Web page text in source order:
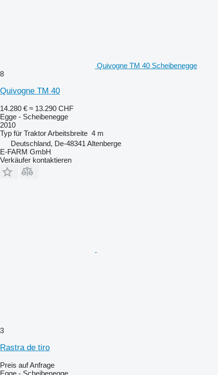
Quivogne TM 40 Scheibenegge
8
Quivogne TM 40
14.280 € ≈ 13.290 CHF
Egge - Scheibenegge
2010
Typ für TraktorArbeitsbreite 4 m
Deutschland, De-48341 Altenberge
E-FARM GmbH
Verkäufer kontaktieren
3
Rastra de tiro
Preis auf Anfrage
Egge - Scheibenegge